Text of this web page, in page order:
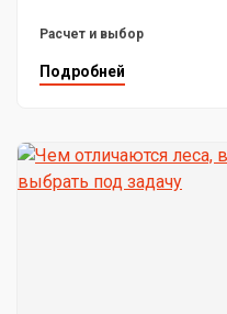
Расчет и выбор
Подробней